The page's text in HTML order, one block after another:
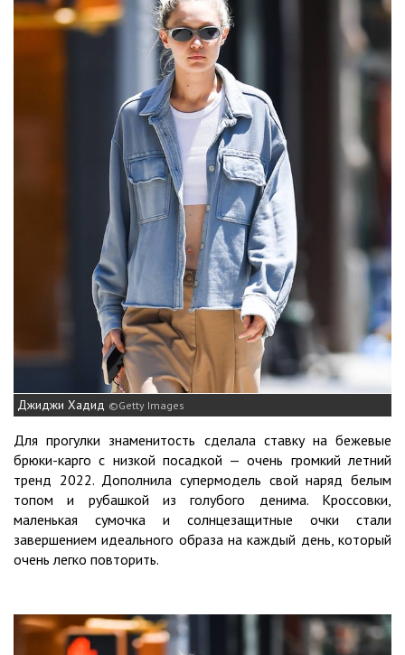
Джиджи Хадид Getty Images
Для прогулки знаменитость сделала ставку на бежевые
брюки-карго с низкой посадкой — очень громкий летний
тренд 2022. Дополнила супермодель свой наряд белым
топом и рубашкой из голубого денима. Кроссовки,
маленькая сумочка и солнцезащитные очки стали
завершением идеального образа на каждый день, который
очень легко повторить.